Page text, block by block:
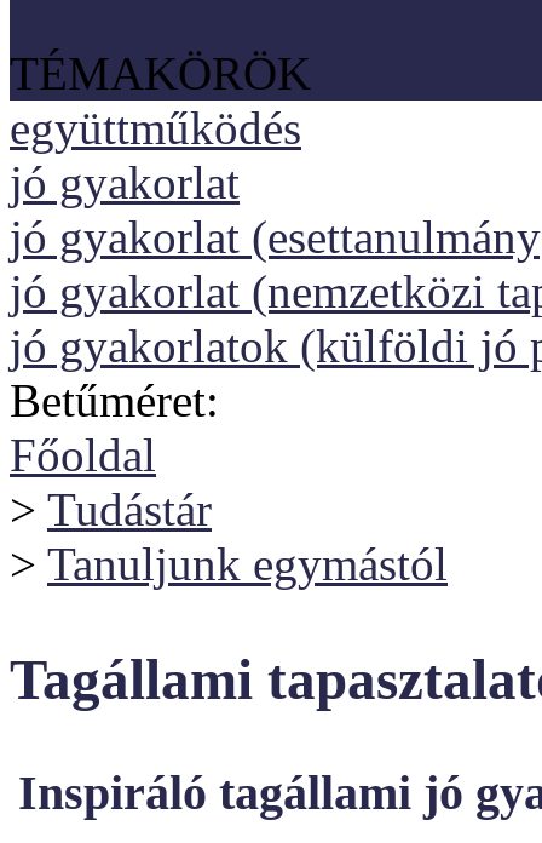
TÉMAKÖRÖK
együttműködés
jó gyakorlat
jó gyakorlat
jó gyakorlat (nemzetközi
jó gyakorlatok (külföldi jó
Betűméret:
Főoldal
> Tudástár
> Tanuljunk egymástól
Tagállami
Inspiráló tagállami jó